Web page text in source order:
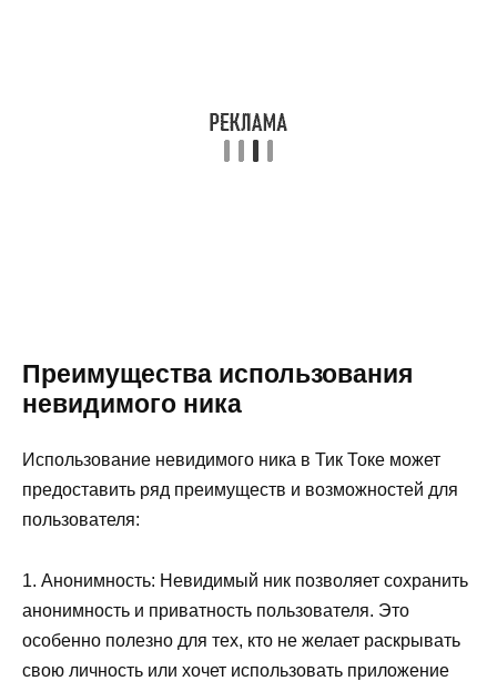
Преимущества использования
невидимого ника
Использование невидимого ника в Тик Токе может
предоставить ряд преимуществ и возможностей для
пользователя:
1. Анонимность: Невидимый ник позволяет сохранить
анонимность и приватность пользователя. Это
особенно полезно для тех, кто не желает раскрывать
свою личность или хочет использовать приложение